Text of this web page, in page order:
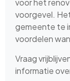
voor het
voorgevel.
gemeente te
voordelen
Vraag
informatie